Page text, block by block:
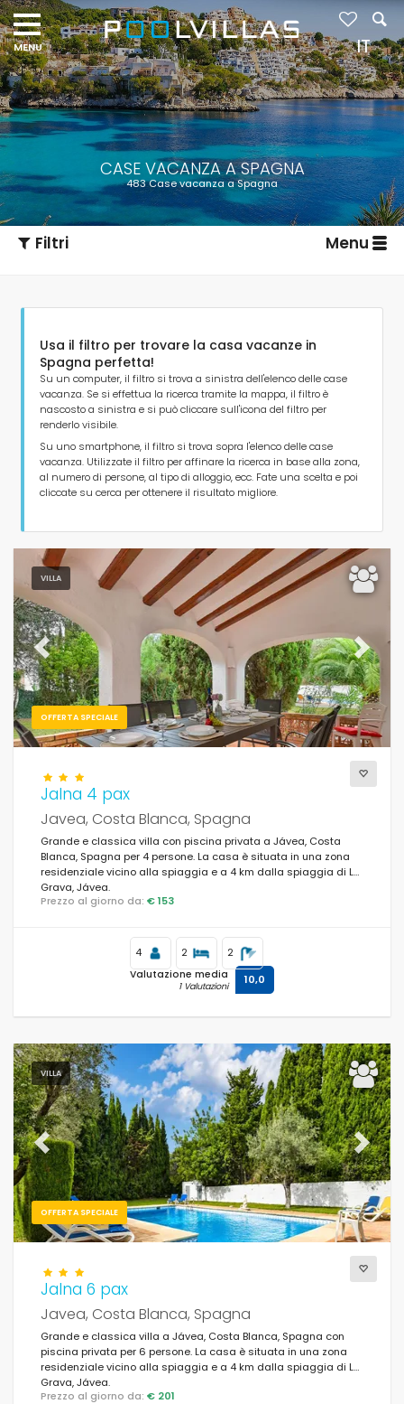
CASE VACANZA A SPAGNA
483 Case vacanza a Spagna
Filtri Menu
Tipo di alloggio
Persone
Camere da letto
Bagni
Servizi popolari
Condizioni
Opzionale
Confort
Servizi
Viste
Usa il filtro per trovare la casa vacanze in
Spagna perfetta!
Su un computer, il filtro si trova a sinistra dell'elenco delle case
vacanza. Se si effettua la ricerca tramite la mappa, il filtro è
nascosto a sinistra e si può cliccare sull'icona del filtro per
renderlo visibile.
Su uno smartphone, il filtro si trova sopra l'elenco delle case
vacanza. Utilizzate il filtro per affinare la ricerca in base alla zona,
al numero di persone, al tipo di alloggio, ecc. Fate una scelta e poi
cliccate su cerca per ottenere il risultato migliore.
VILLA
OFFERTA SPECIALE
Previous Next
Jalna 4 pax
Javea, Costa Blanca, Spagna
Grande e classica villa con piscina privata a Jávea, Costa
Blanca, Spagna per 4 persone. La casa è situata in una zona
residenziale vicino alla spiaggia e a 4 km dalla spiaggia di La
Grava, Jávea.
Prezzo al giorno da: € 153
4 2 2
Valutazione media
1 Valutazioni 10,0
VILLA
OFFERTA SPECIALE
Previous Next
Jalna 6 pax
Javea, Costa Blanca, Spagna
Grande e classica villa a Jávea, Costa Blanca, Spagna con
piscina privata per 6 persone. La casa è situata in una zona
residenziale vicino alla spiaggia e a 4 km dalla spiaggia di La
Grava, Jávea.
Prezzo al giorno da: € 201
IT